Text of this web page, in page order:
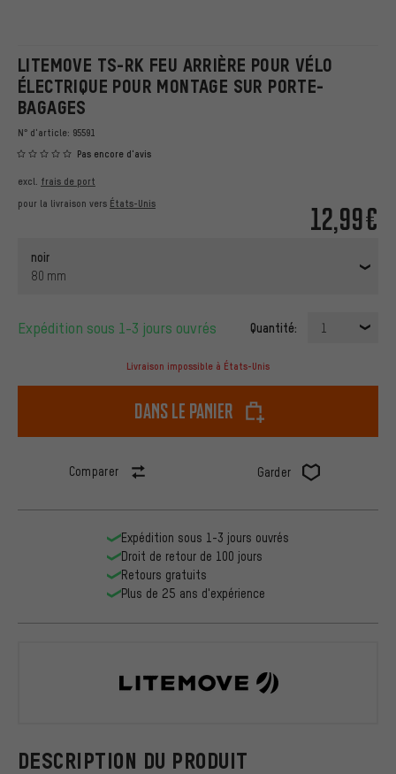
LITEMOVE TS-RK FEU ARRIÈRE POUR VÉLO
ÉLECTRIQUE POUR MONTAGE SUR PORTE-
BAGAGES
N° d'article: 95591
Pas encore d'avis
12,99€
excl. frais de port
pour la livraison vers États-Unis
noir
80 mm
Expédition sous 1-3 jours ouvrés Quantité: 1
Livraison impossible à États-Unis
dans le panier
Comparer Garder
DESCRIPTION DU PRODUIT
Expédition sous 1-3 jours ouvrés
Droit de retour de 100 jours
Retours gratuits
Plus de 25 ans d'expérience
Litemove